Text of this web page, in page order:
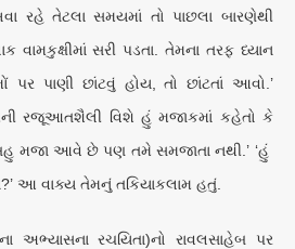
રહે તેટલા સમયમાં તો પાછલા બારણેથી
સરી પડતા. તેમના તરફ ધ્યાન
પર પાણી છાંટવું હોય, તો છાંટતાં આવો.’
રજૂઆતશૈલી વિશે હું મજાકમાં કહેતો કે
મજા આવે છે પણ તમે સમજાતા નથી.’ ‘હું
આ વાક્ય તેમનું તકિયાકલામ હતું.
અભ્યાસના રચયિતા)નો રાવલસાહેબ પર